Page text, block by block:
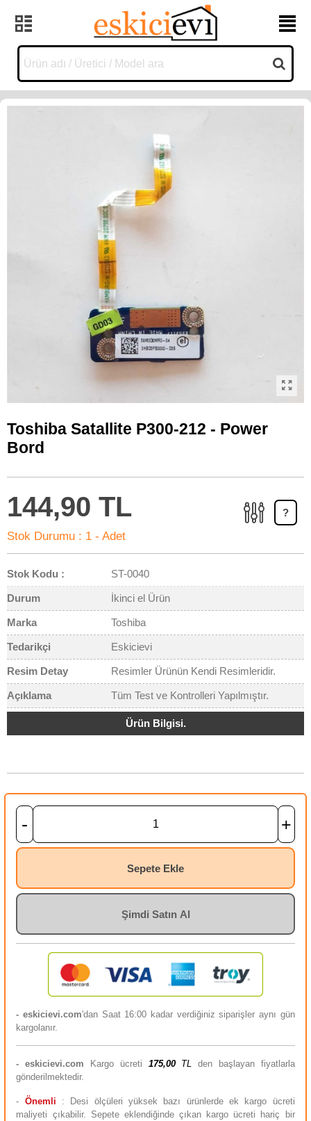
Toshiba Satallite P300-212 - Power
Bord
144,90 TL
Stok Durumu : 1 - Adet
?
Stok Kodu : ST-0040
Durum İkinci el Ürün
Marka Toshiba
Tedarikçi Eskicievi
Resim Detay Resimler Ürünün Kendi Resimleridir.
Açıklama Tüm Test ve Kontrolleri Yapılmıştır.
Ürün Bilgisi.
- +
Sepete Ekle
Şimdi Satın Al
- eskicievi.com'dan Saat 16:00 kadar verdiğiniz siparişler aynı gün
kargolanır.
-eskicievi.com Kargo ücreti 175,00 TL den başlayan fiyatlarla
gönderilmektedir.
- Önemli
: Desi ölçüleri yüksek bazı ürünlerde ek kargo ücreti
maliyeti çıkabilir. Sepete eklendiğinde çıkan kargo ücreti hariç bir